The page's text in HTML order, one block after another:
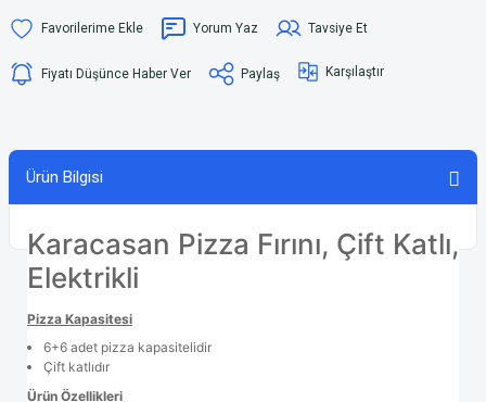
Yorum Yaz Tavsiye Et
Fiyatı Düşünce Haber Ver Paylaş Karşılaştır
Ürün Bilgisi
Karacasan Pizza Fırını, Çift Katlı,
Elektrikli
Pizza Kapasitesi
6+6 adet pizza kapasitelidir
Çift katlıdır
Ürün Özellikleri